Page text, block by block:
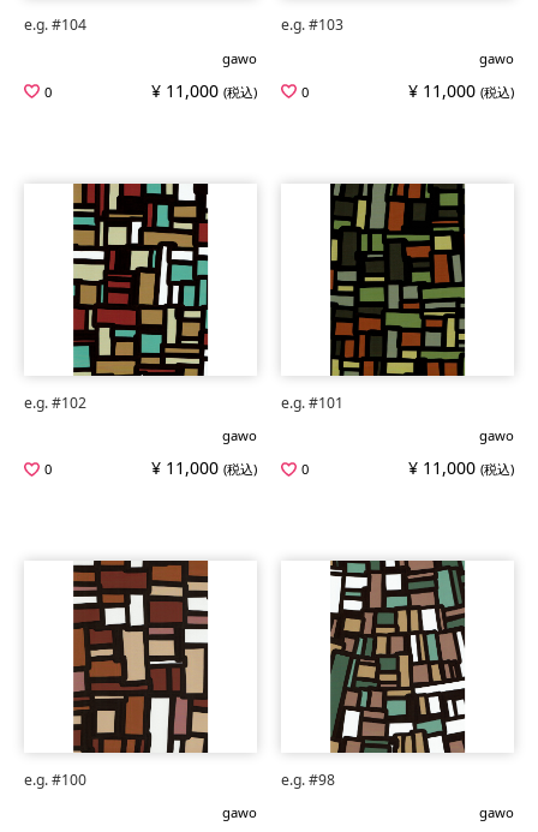
e.g. #104
gawo
0
¥ 11,000 (税込)
e.g. #103
gawo
0
¥ 11,000 (税込)
e.g. #102
gawo
0
¥ 11,000 (税込)
e.g. #101
gawo
0
¥ 11,000 (税込)
e.g. #100
gawo
e.g. #98
gawo